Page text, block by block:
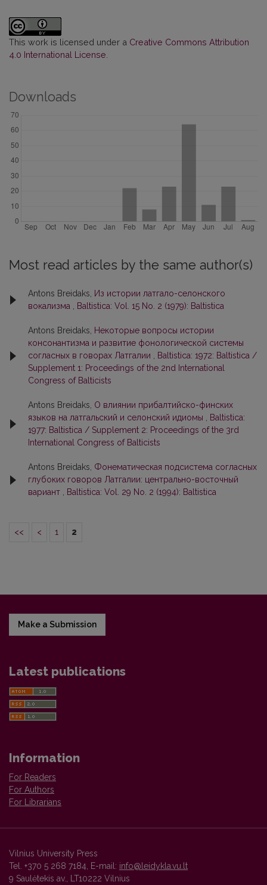
This work is licensed under a Creative Commons Attribution
4.0 International License
Downloads
Most read articles by the same author(s)
Antons Breidaks,
Из истории латгало-селонского
вокализма
Baltistica: Vol. 15 No. 2 (1979): Baltistica
Antons Breidaks,
Некоторые вопросы истории
консонантизма и развитие фонологической системы
согласных в говорах Латгалии
Baltistica: 1972: Baltistica /
Supplement 1: Proceedings of the 2nd International
Congress of Balticists
Antons Breidaks, О влиянии прибалтийско-финских
языков на латгальский и селонский идиомы
Baltistica:
1977: Baltistica / Supplement 2: Proceedings of the 3rd
International Congress of Balticists
Antons Breidaks, Фонематическая подсистема согласных
глубоких говоров Латгалии: центрально-восточный
вариант
Baltistica: Vol. 29 No. 2 (1994): Baltistica
<< < 1 2
Make a Submission
Latest publications
Information
For Readers
For Authors
For Librarians
Vilnius University Press
Tel. +370 5 268 7184, E-mail: info@leidykla.vu.lt
9 Saulėtekis av., LT10222 Vilnius